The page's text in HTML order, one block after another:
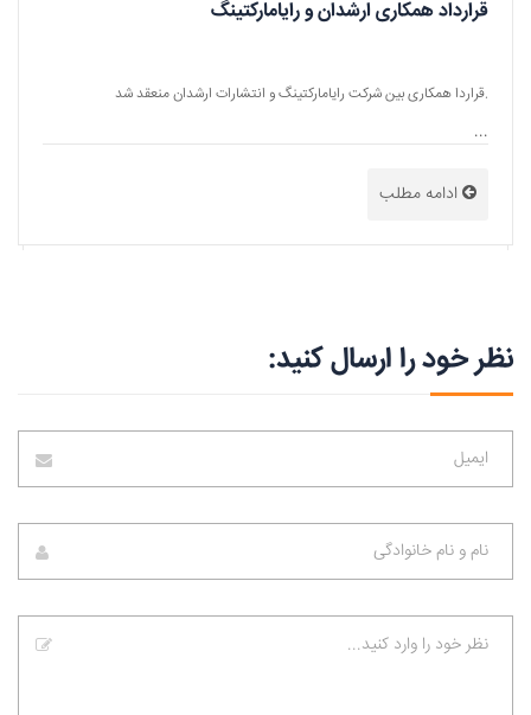
قرارداد همکاری ارشدان و رایامارکتینگ
قراردا همکاری بین شرکت رایامارکتینگ و انتشارات ارشدان منعقد شد.
...
نظر خود را ارسال کنید: